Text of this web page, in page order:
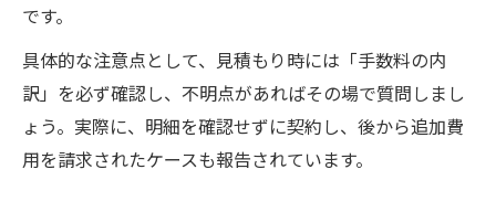
です。
具体的な注意点として、見積もり時には「手数料の内
訳」を必ず確認し、不明点があればその場で質問しまし
ょう。実際に、明細を確認せずに契約し、後から追加費
用を請求されたケースも報告されています。